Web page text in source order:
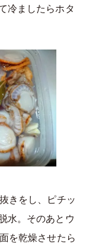
冷ましたらホタ
きをし、ピチッ
水。そのあとウ
を乾燥させたら